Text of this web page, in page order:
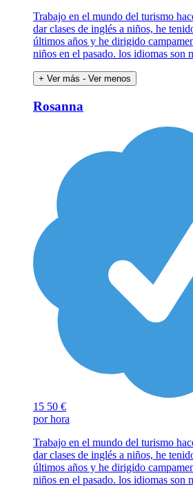
Trabajo en el mundo del turismo
dar clases de inglés a niños, he
últimos años y he dirigido
niños en el pasado. los idiomas son
+ Ver más - Ver menos
Rosanna
15 50 €
por hora
Trabajo en el mundo del turismo
dar clases de inglés a niños, he
últimos años y he dirigido
niños en el pasado. los idiomas son